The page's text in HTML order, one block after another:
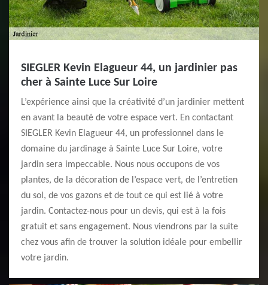
SIEGLER Kevin Elagueur 44, un jardinier pas
cher à Sainte Luce Sur Loire
L’expérience ainsi que la créativité d’un jardinier mettent
en avant la beauté de votre espace vert. En contactant
SIEGLER Kevin Elagueur 44, un professionnel dans le
domaine du jardinage à Sainte Luce Sur Loire, votre
jardin sera impeccable. Nous nous occupons de vos
plantes, de la décoration de l’espace vert, de l’entretien
du sol, de vos gazons et de tout ce qui est lié à votre
jardin. Contactez-nous pour un devis, qui est à la fois
gratuit et sans engagement. Nous viendrons par la suite
chez vous afin de trouver la solution idéale pour embellir
votre jardin.